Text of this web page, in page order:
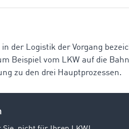
der Logistik der Vorgang
Beispiel vom LKW auf die
zu den drei Hauptprozessen.